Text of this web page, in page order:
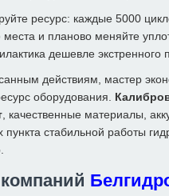
ресурс: каждые 5000
и планово меняйте
дешевле экстренного
действиям, мастер
оборудования.
, качественные материалы,
пункта стабильной работы